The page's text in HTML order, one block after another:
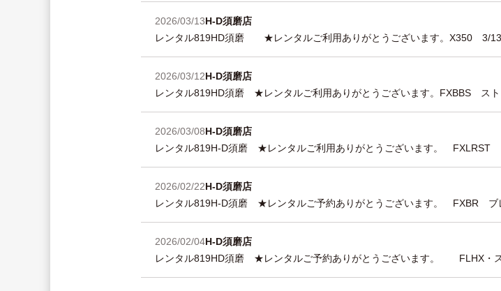
2026/03/13H-D須磨店
レンタル819HD須磨 ★レンタルご利用ありがとうございます。X350 3/
2026/03/12H-D須磨店
レンタル819HD須磨 ★レンタルご利用ありがとうございます。FXBBS ス
2026/03/08H-D須磨店
レンタル819H-D須磨 ★レンタルご利用ありがとうございます。
2026/02/22H-D須磨店
レンタル819H-D須磨 ★レンタルご予約ありがとうございます。 FXBR ブ
2026/02/04H-D須磨店
レンタル819HD須磨 ★レンタルご予約ありがとうございます。 FLHX・